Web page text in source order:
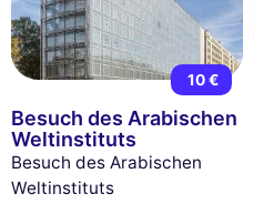
10 €
Besuch des Arabischen
Weltinstituts
Besuch des Arabischen
Weltinstituts